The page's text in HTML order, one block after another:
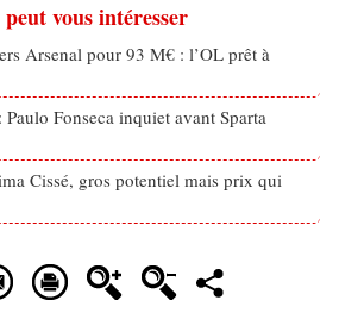
peut vous intéresser
Arsenal pour 93 M€ : l’OL prêt à
Fonseca inquiet avant Sparta
Cissé, gros potentiel mais prix qui